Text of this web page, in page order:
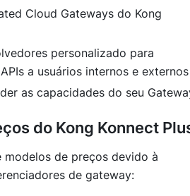
Cloud Gateways do Kong
personalizado para
a usuários internos e externos
as capacidades do seu
do Kong Konnect
de preços devido à
de gateway: